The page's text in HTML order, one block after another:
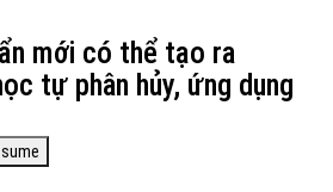
mới có thể tạo ra
tự phân hủy, ứng dụng